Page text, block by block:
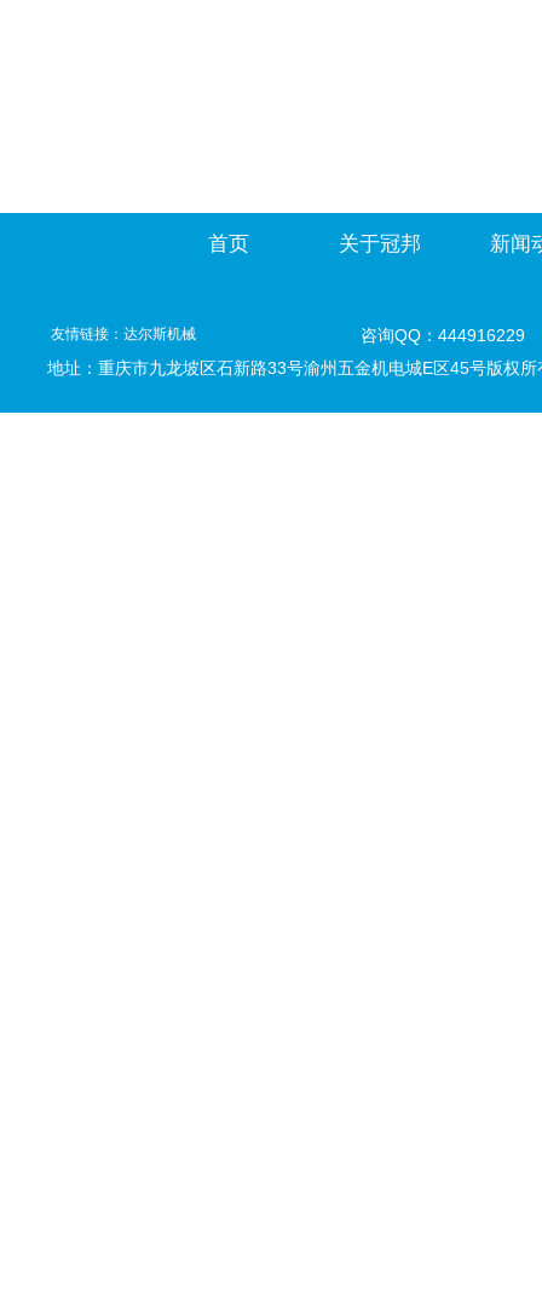
咨询QQ：444916229
首页 关于冠邦 新闻
地址：重庆市九龙坡区石新路33号渝州五金机电城E区45号版权
友情链接： 达尔斯机械